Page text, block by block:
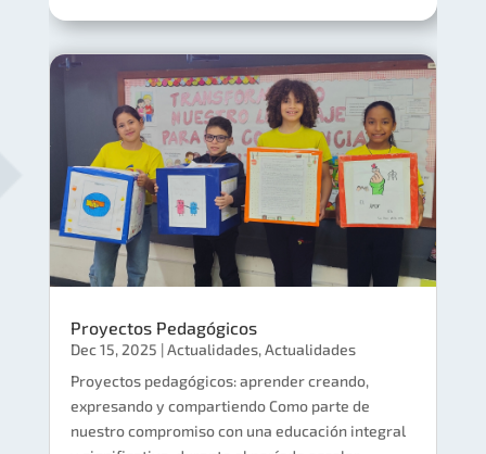
Proyectos Pedagógicos
Dec 15, 2025 |Actualidades,Actualidades
Proyectos pedagógicos: aprender creando,
expresando y compartiendo Como parte de
nuestro compromiso con una educación integral